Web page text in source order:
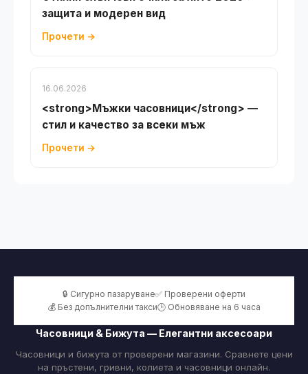
защита и модерен вид
Прочети →
16.06.2026
<strong>Мъжки часовници</strong> —
стил и качество за всеки мъж
Прочети →
🔒 Сигурно пазаруване✅ Проверени оферти
💰 Без допълнителни такси🕒 Обновяване на 6 часа
Часовници & Бижута — Елегантни аксесоари
Часовници и бижута от проверени магазини. Сравнете цени
на пръстени, гривни, колиета и часовници онлайн.